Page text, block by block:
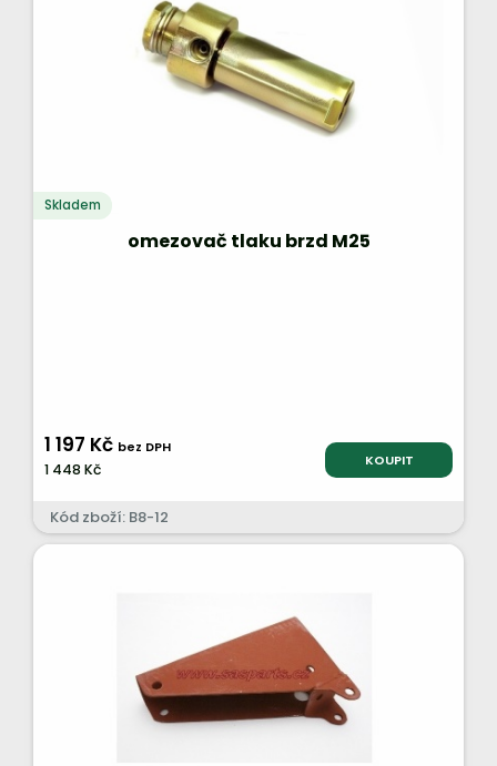
Skladem
omezovač tlaku brzd M25
1 197 Kč bez DPH
1 448 Kč KOUPIT
Kód zboží: B8-12